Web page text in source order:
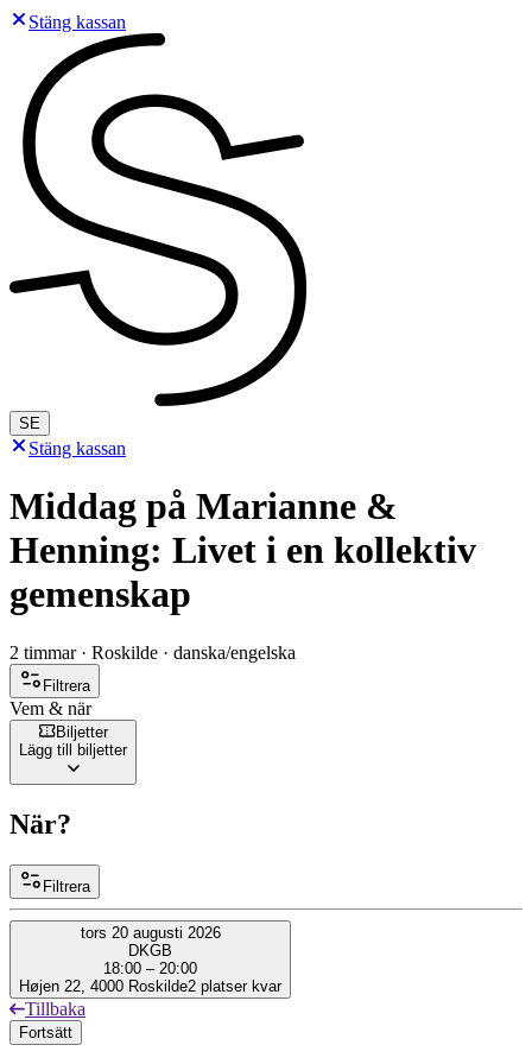
Stäng kassan
SE
Stäng kassan
Middag på Marianne &
Henning: Livet i en kollektiv
gemenskap
2 timmar · Roskilde · danska/engelska
Filtrera
Vem & när
Biljetter
Lägg till biljetter
När?
Filtrera
tors 20 augusti 2026
DKGB
18:00 – 20:00
Højen 22, 4000 Roskilde2 platser kvar
Tillbaka
Fortsätt